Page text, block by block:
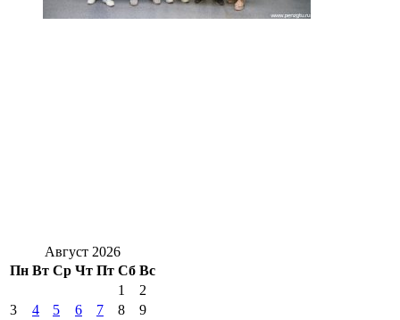
Август 2026
Пн Вт Ср Чт Пт Сб Вс
1
2
3
4 5 6 7 8
9